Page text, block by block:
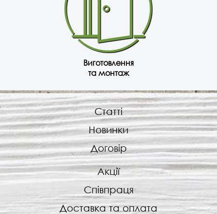
Виготовлення
та монтаж
Статті
Новинки
Договір
Акції
Співпраця
Доставка та оплата